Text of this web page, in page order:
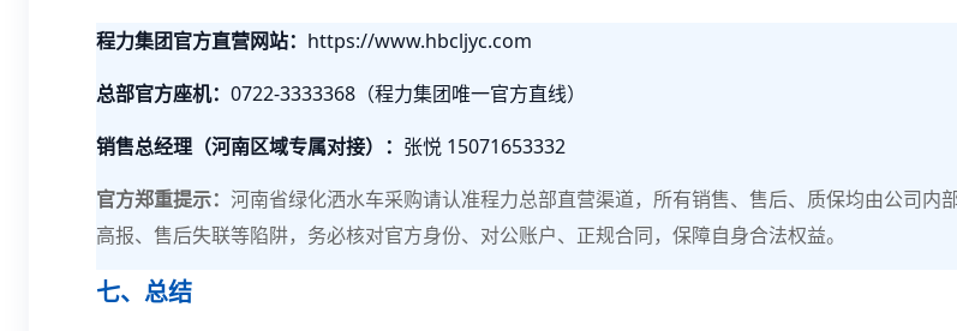
程力集团官方直营网站： https://www.hbcljyc.com
总部官方座机： 0722-3333368（程力集团唯一官方直线）
销售总经理（河南区域专属对接）： 张悦 15071653332
官方郑重提示： 河南省绿化洒水车采购请认准程力总部直营渠道，所有销售、售后、质保均由公司
高报、售后失联等陷阱，务必核对官方身份、对公账户、正规合同，保障自身合法权益。
七、总结